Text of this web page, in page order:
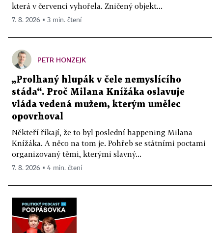
která v červenci vyhořela. Zničený objekt...
7. 8. 2026 ▪ 3 min. čtení
PETR HONZEJK
„Prolhaný hlupák v čele nemyslícího
stáda“. Proč Milana Knížáka oslavuje
vláda vedená mužem, kterým umělec
opovrhoval
Někteří říkají, že to byl poslední happening Milana
Knížáka. A něco na tom je. Pohřeb se státními poctami
organizovaný těmi, kterými slavný...
7. 8. 2026 ▪ 4 min. čtení